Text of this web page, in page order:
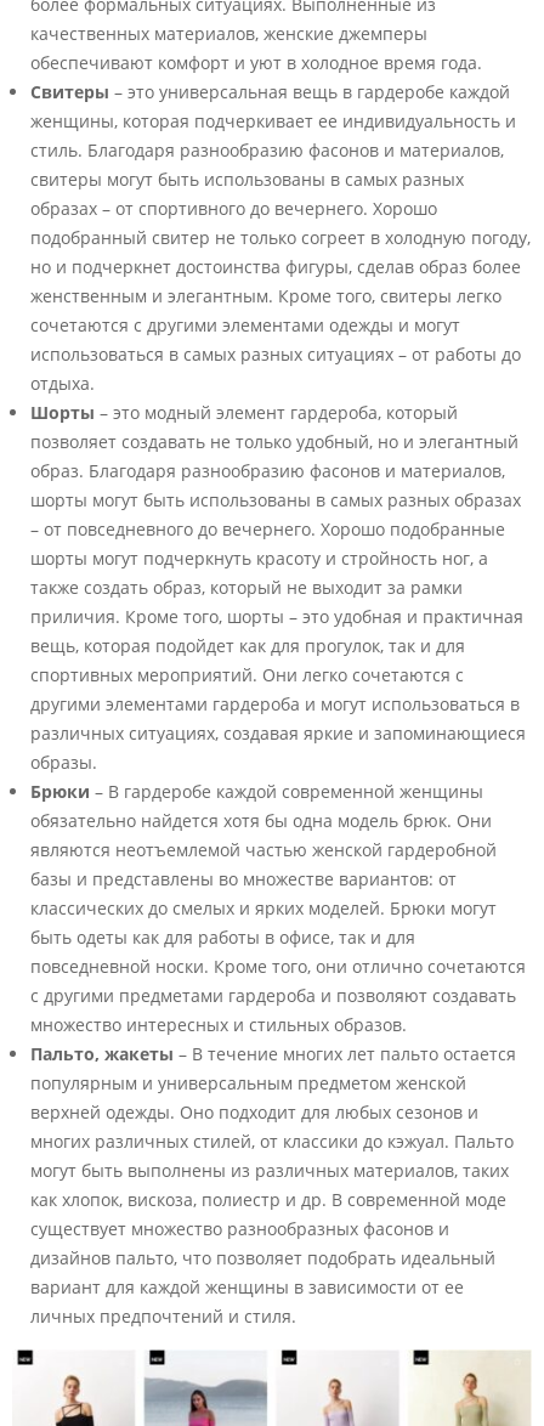
качественных материалов, женские джемперы
обеспечивают комфорт и уют в холодное время года.
Свитеры – это универсальная вещь в гардеробе каждой
женщины, которая подчеркивает ее индивидуальность и
стиль. Благодаря разнообразию фасонов и материалов,
свитеры могут быть использованы в самых разных
образах – от спортивного до вечернего. Хорошо
подобранный свитер не только согреет в холодную погоду,
но и подчеркнет достоинства фигуры, сделав образ более
женственным и элегантным. Кроме того, свитеры легко
сочетаются с другими элементами одежды и могут
использоваться в самых разных ситуациях – от работы до
отдыха.
Шорты – это модный элемент гардероба, который
позволяет создавать не только удобный, но и элегантный
образ. Благодаря разнообразию фасонов и материалов,
шорты могут быть использованы в самых разных образах
– от повседневного до вечернего. Хорошо подобранные
шорты могут подчеркнуть красоту и стройность ног, а
также создать образ, который не выходит за рамки
приличия. Кроме того, шорты – это удобная и практичная
вещь, которая подойдет как для прогулок, так и для
спортивных мероприятий. Они легко сочетаются с
другими элементами гардероба и могут использоваться в
различных ситуациях, создавая яркие и запоминающиеся
образы.
Брюки – В гардеробе каждой современной женщины
обязательно найдется хотя бы одна модель брюк. Они
являются неотъемлемой частью женской гардеробной
базы и представлены во множестве вариантов: от
классических до смелых и ярких моделей. Брюки могут
быть одеты как для работы в офисе, так и для
повседневной носки. Кроме того, они отлично сочетаются
с другими предметами гардероба и позволяют создавать
множество интересных и стильных образов.
Пальто, жакеты – В течение многих лет пальто остается
популярным и универсальным предметом женской
верхней одежды. Оно подходит для любых сезонов и
многих различных стилей, от классики до кэжуал. Пальто
могут быть выполнены из различных материалов, таких
как хлопок, вискоза, полиестр и др. В современной моде
существует множество разнообразных фасонов и
дизайнов пальто, что позволяет подобрать идеальный
вариант для каждой женщины в зависимости от ее
личных предпочтений и стиля.